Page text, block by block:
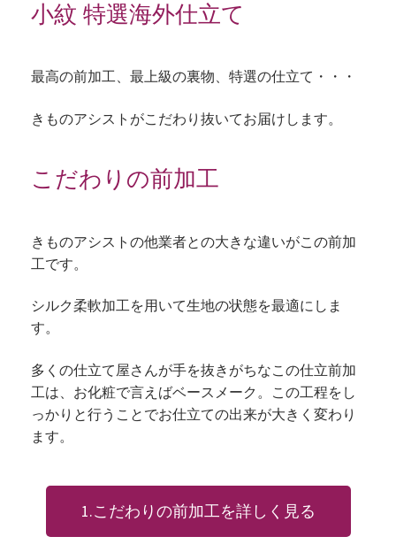
小紋 特選海外仕立て
最高の前加工、最上級の裏物、特選の仕立て・・・
きものアシストがこだわり抜いてお届けします。
こだわりの前加工
きものアシストの他業者との大きな違いがこの前加
工です。
シルク柔軟加工を用いて生地の状態を最適にしま
す。
多くの仕立て屋さんが手を抜きがちなこの仕立前加
工は、お化粧で言えばベースメーク。この工程をし
っかりと行うことでお仕立ての出来が大きく変わり
ます。
1.こだわりの前加工を詳しく見る